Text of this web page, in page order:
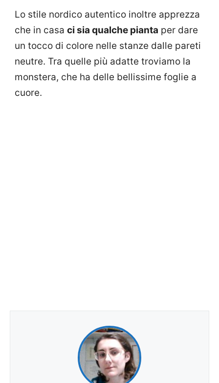
Lo stile nordico autentico inoltre apprezza
che in casa ci sia qualche pianta per dare
un tocco di colore nelle stanze dalle pareti
neutre. Tra quelle più adatte troviamo la
monstera, che ha delle bellissime foglie a
cuore.